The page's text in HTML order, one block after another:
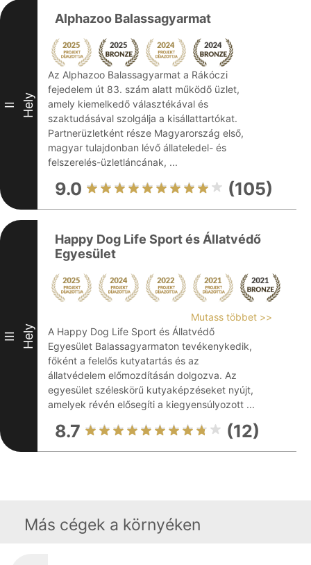
II Hely
Alphazoo Balassagyarmat
Az Alphazoo Balassagyarmat a Rákóczi
fejedelem út 83. szám alatt működő üzlet,
amely kiemelkedő választékával és
szaktudásával szolgálja a kisállattartókat.
Partnerüzletként része Magyarország első,
magyar tulajdonban lévő állateledel- és
felszerelés-üzletláncának, ...
9.0 (105)
III Hely
Happy Dog Life Sport és Állatvédő
Egyesület
Mutass többet >>
A Happy Dog Life Sport és Állatvédő
Egyesület Balassagyarmaton tevékenykedik,
főként a felelős kutyatartás és az
állatvédelem előmozdításán dolgozva. Az
egyesület széleskörű kutyaképzéseket nyújt,
amelyek révén elősegíti a kiegyensúlyozott ...
8.7 (12)
Más cégek a környéken